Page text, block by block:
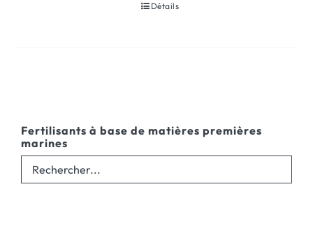
Détails
Fertilisants à base de matières premières
marines